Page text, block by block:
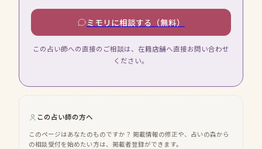
ミモリに相談する（無料）
この占い師への直接のご相談は、在籍店舗へ直接お問い合わせ
ください。
この占い師の方へ
このページはあなたのものですか？ 掲載情報の修正や、占いの森から
の相談受付を始めたい方は、掲載者登録ができます。